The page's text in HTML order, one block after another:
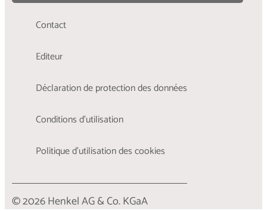
Contact
Editeur
Déclaration de protection des données
Conditions d'utilisation
Politique d’utilisation des cookies
© 2026 Henkel AG & Co. KGaA